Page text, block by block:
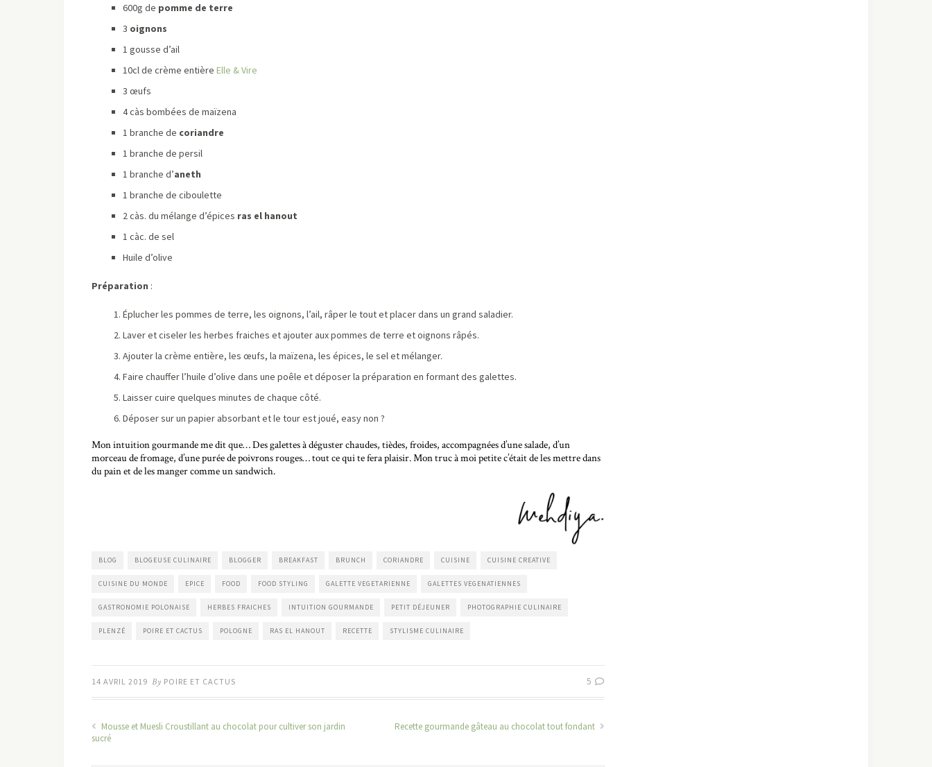
600g de pomme de terre
3 oignons
1 gousse d’ail
10cl de crème entière Elle & Vire
3 œufs
4 càs bombées de maïzena
1 branche de coriandre
1 branche de persil
1 branche d’aneth
1 branche de ciboulette
2 càs. du mélange d’épices ras el hanout
1 càc. de sel
Huile d’olive
Préparation :
Éplucher les pommes de terre, les oignons, l’ail, râper le tout et placer dans un grand saladier.
Laver et ciseler les herbes fraiches et ajouter aux pommes de terre et oignons râpés.
Ajouter la crème entière, les œufs, la maïzena, les épices, le sel et mélanger.
Faire chauffer l’huile d’olive dans une poêle et déposer la préparation en formant des galettes.
Laisser cuire quelques minutes de chaque côté.
Déposer sur un papier absorbant et le tour est joué, easy non ?
Mon intuition gourmande me dit que… Des galettes à déguster chaudes, tièdes, froides, accompagnées d’une salade, d’un
morceau de fromage, d’une purée de poivrons rouges… tout ce qui te fera plaisir. Mon truc à moi petite c’était de les mettre dans
du pain et de les manger comme un sandwich.
BLOG BLOGEUSE CULINAIRE BLOGGER BREAKFAST BRUNCH CORIANDRE CUISINE CUISINE CREATIVE
CUISINE DU MONDE EPICE FOOD FOOD STYLING GALETTE VEGETARIENNE GALETTES VEGENATIENNES
GASTRONOMIE POLONAISE HERBES FRAICHES INTUITION GOURMANDE PETIT DÉJEUNER PHOTOGRAPHIE CULINAIRE
PLENZÉ POIRE ET CACTUS POLOGNE RAS EL HANOUT RECETTE STYLISME CULINAIRE
14 AVRIL 2019 By POIRE ET CACTUS 5
Mousse et Muesli Croustillant au chocolat pour cultiver son jardin
sucré
Recette gourmande gâteau au chocolat tout fondant